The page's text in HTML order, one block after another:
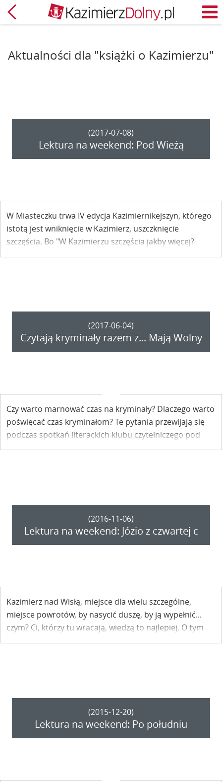
Powrót
Aktualności dla "książki o Kazimierzu"
(2017-07-08)
Lektura na weekend: Pod Wieżą
W Miasteczku trwa IV edycja Kazimiernikejszyn, którego
istotą jest wniknięcie w Kazimierz, uszczknięcie
szczęścia. Bo "W Kazimierzu szczęścia jakby więcej?
Więcej ciut?" - śpiewał Leszek Długosz. I w tym duchu
(2017-06-04)
Czytają kryminały razem z... Mają Wolny
Czy warto marnować czas na kryminały? Dlaczego warto
poświęcać czas kryminałom? Te pytania przewijają się
podczas spotkań literackich klubu czytelniczego pod
kierunkiem prof. Zofii Mitosek, która od czasu do czasu
(2016-11-06)
Lektura na weekend: Józio z czwartej c
Kazimierz nad Wisłą, miejsce dla wielu szczególne,
miejsce powrotów, by nasycić duszę, by ją wypełnić...
czym? Ci, którzy tu wracają, wiedzą to najlepiej. O tym
nienasyconym nasyceniu jest jeden z rozdziałów książki
(2015-12-20)
Lektura na weekend: Po południu